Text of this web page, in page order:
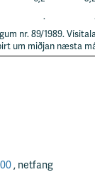
.
.
nr. 89/1989. Vísitalan
um miðjan næsta
, netfang